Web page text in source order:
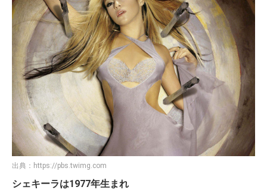
出典： https://pbs.twimg.com
シェキーラは1977年生まれ